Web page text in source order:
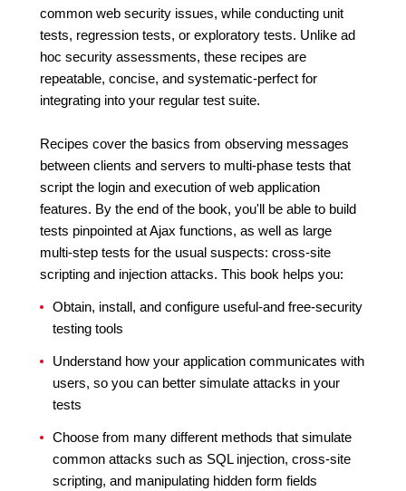
common web security issues, while conducting unit
tests, regression tests, or exploratory tests. Unlike ad
hoc security assessments, these recipes are
repeatable, concise, and systematic-perfect for
integrating into your regular test suite.
Recipes cover the basics from observing messages
between clients and servers to multi-phase tests that
script the login and execution of web application
features. By the end of the book, you'll be able to build
tests pinpointed at Ajax functions, as well as large
multi-step tests for the usual suspects: cross-site
scripting and injection attacks. This book helps you:
Obtain, install, and configure useful-and free-security
testing tools
Understand how your application communicates with
users, so you can better simulate attacks in your
tests
Choose from many different methods that simulate
common attacks such as SQL injection, cross-site
scripting, and manipulating hidden form fields